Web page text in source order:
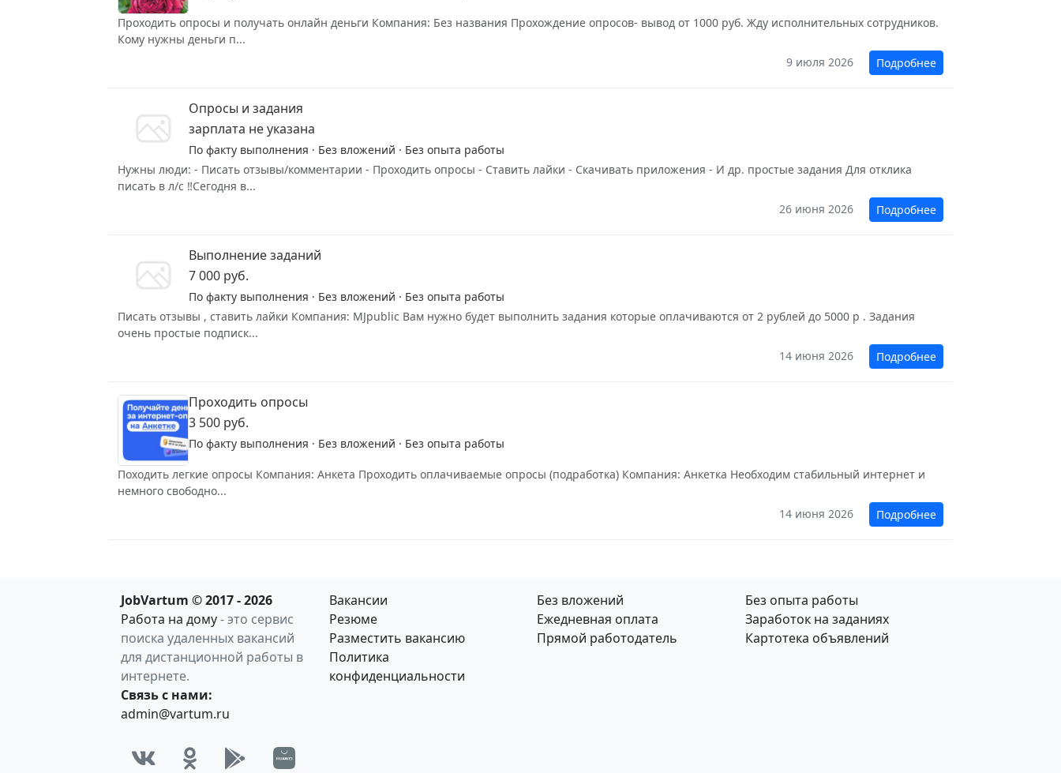
Проходить опросы и получать онлайн деньги Компания: Без названия Прохождение опросов- вывод от 1000 руб. Жду исполнительных сотрудников.
Кому нужны деньги п...
9 июля 2026
Подробнее
Опросы и задания
зарплата не указана
По факту выполнения · Без вложений · Без опыта работы
Нужны люди: - Писать отзывы/комментарии - Проходить опросы - Ставить лайки - Скачивать приложения - И др. простые задания Для отклика
писать в л/с ‼️Сегодня в...
26 июня 2026
Подробнее
Выполнение заданий
7 000 руб.
По факту выполнения · Без вложений · Без опыта работы
Писать отзывы , ставить лайки Компания: MJpublic Вам нужно будет выполнить задания которые оплачиваются от 2 рублей до 5000 р . Задания
очень простые подписк...
14 июня 2026
Подробнее
Проходить опросы
3 500 руб.
По факту выполнения · Без вложений · Без опыта работы
Походить легкие опросы Компания: Анкета Проходить оплачиваемые опросы (подработка) Компания: Анкетка Необходим стабильный интернет и
немного свободно...
14 июня 2026
Подробнее
JobVartum © 2017 - 2026
Работа на дому- это сервис
поиска удаленных вакансий
для дистанционной работы в
интернете.
Связь с нами:
admin@vartum.ru
Вакансии
Резюме
Разместить вакансию
Политика
конфиденциальности
Без вложений
Ежедневная оплата
Прямой работодатель
Без опыта работы
Заработок на заданиях
Картотека объявлений